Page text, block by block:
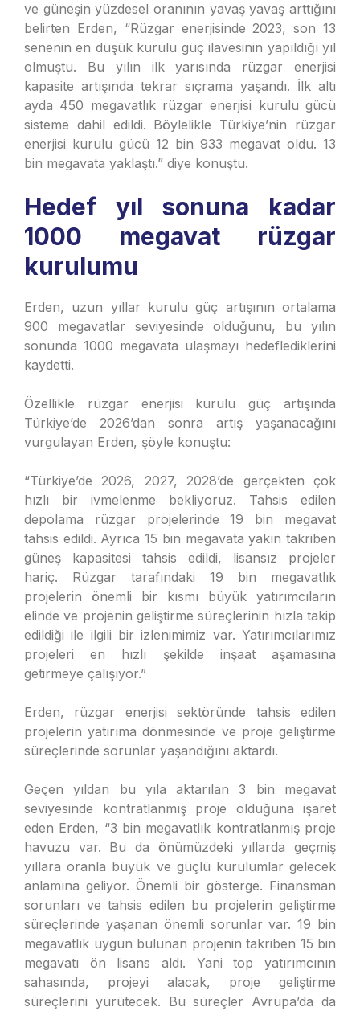
ve güneşin yüzdesel oranının yavaş yavaş arttığını
belirten Erden, “Rüzgar enerjisinde 2023, son 13
senenin en düşük kurulu güç ilavesinin yapıldığı yıl
olmuştu. Bu yılın ilk yarısında rüzgar enerjisi
kapasite artışında tekrar sıçrama yaşandı. İlk altı
ayda 450 megavatlık rüzgar enerjisi kurulu gücü
sisteme dahil edildi. Böylelikle Türkiye’nin rüzgar
enerjisi kurulu gücü 12 bin 933 megavat oldu. 13
bin megavata yaklaştı.” diye konuştu.
Hedef yıl sonuna kadar
1000 megavat rüzgar
kurulumu
Erden, uzun yıllar kurulu güç artışının ortalama
900 megavatlar seviyesinde olduğunu, bu yılın
sonunda 1000 megavata ulaşmayı hedeflediklerini
kaydetti.
Özellikle rüzgar enerjisi kurulu güç artışında
Türkiye’de 2026’dan sonra artış yaşanacağını
vurgulayan Erden, şöyle konuştu:
“Türkiye’de 2026, 2027, 2028’de gerçekten çok
hızlı bir ivmelenme bekliyoruz. Tahsis edilen
depolama rüzgar projelerinde 19 bin megavat
tahsis edildi. Ayrıca 15 bin megavata yakın takriben
güneş kapasitesi tahsis edildi, lisansız projeler
hariç. Rüzgar tarafındaki 19 bin megavatlık
projelerin önemli bir kısmı büyük yatırımcıların
elinde ve projenin geliştirme süreçlerinin hızla takip
edildiği ile ilgili bir izlenimimiz var. Yatırımcılarımız
projeleri en hızlı şekilde inşaat aşamasına
getirmeye çalışıyor.”
Erden, rüzgar enerjisi sektöründe tahsis edilen
projelerin yatırıma dönmesinde ve proje geliştirme
süreçlerinde sorunlar yaşandığını aktardı.
Geçen yıldan bu yıla aktarılan 3 bin megavat
seviyesinde kontratlanmış proje olduğuna işaret
eden Erden, “3 bin megavatlık kontratlanmış proje
havuzu var. Bu da önümüzdeki yıllarda geçmiş
yıllara oranla büyük ve güçlü kurulumlar gelecek
anlamına geliyor. Önemli bir gösterge. Finansman
sorunları ve tahsis edilen bu projelerin geliştirme
süreçlerinde yaşanan önemli sorunlar var. 19 bin
megavatlık uygun bulunan projenin takriben 15 bin
megavatı ön lisans aldı. Yani top yatırımcının
sahasında, projeyi alacak, proje geliştirme
süreçlerini yürütecek. Bu süreçler Avrupa’da da